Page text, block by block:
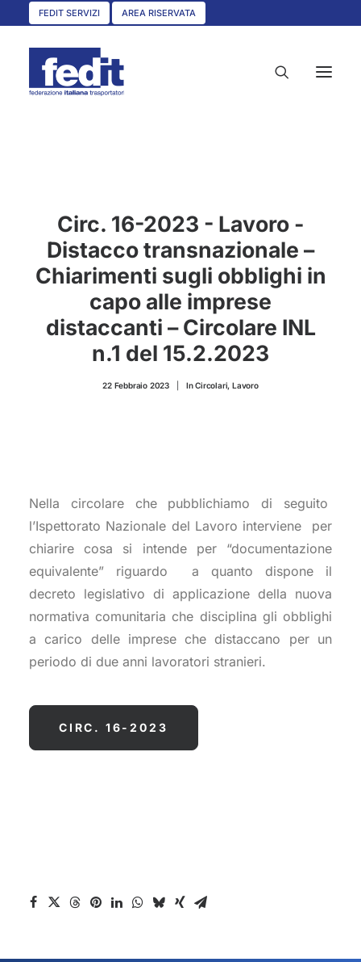
FEDIT SERVIZI AREA RISERVATA
SERVIZI
CIRCOLARI
UNISCITI A NOI
CONVENZIONI
ASSOCIAZIONI TERRITORIALI
Circ. 16-2023 - Lavoro -
Distacco transnazionale –
Chiarimenti sugli obblighi in
capo alle imprese
distaccanti – Circolare INL
n.1 del 15.2.2023
22 Febbraio 2023 InCircolari,Lavoro
Nella circolare che pubblichiamo di seguito
l’Ispettorato Nazionale del Lavoro interviene per
chiarire cosa si intende per “documentazione
equivalente” riguardo a quanto dispone il
decreto legislativo di applicazione della nuova
normativa comunitaria che disciplina gli obblighi
a carico delle imprese che distaccano per un
periodo di due anni lavoratori stranieri.
CIRC. 16-2023